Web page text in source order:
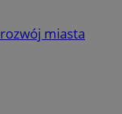
rozwój miasta